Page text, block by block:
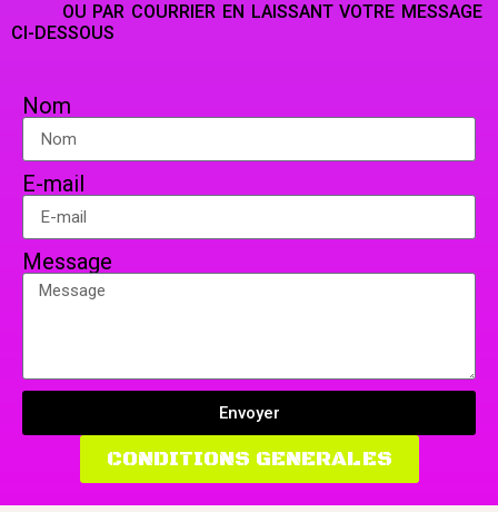
OU PAR COURRIER EN LAISSANT VOTRE MESSAGE
CI-DESSOUS
Nom
E-mail
Message
Envoyer
CONDITIONS GENERALES